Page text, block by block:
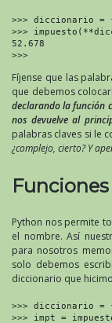
>>> diccionario
>>>
52.678
>>>
Fíjense que las
que debemos
declarando la función
nos devuelve al
palabras claves si le
¿complejo, cierto? Y
Funciones
Python nos permite
el nombre. Así
para nosotros
solo debemos
diccionario que
>>> diccionario
>>> impt =